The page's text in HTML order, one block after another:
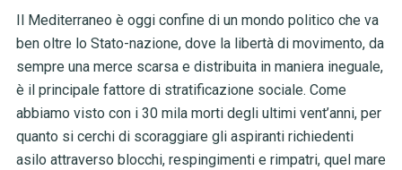
IlMediterraneo è oggi confine di un mondo politico che va
ben oltre lo Stato-nazione, dove la libertà di movimento, da
sempre una merce scarsa e distribuita in maniera ineguale,
è il principale fattore di stratificazione sociale. Come
abbiamo visto con i 30 mila morti degli ultimi vent’anni, per
quanto si cerchi di scoraggiare gli aspiranti richiedenti
asilo attraverso blocchi, respingimenti e rimpatri, quel mare